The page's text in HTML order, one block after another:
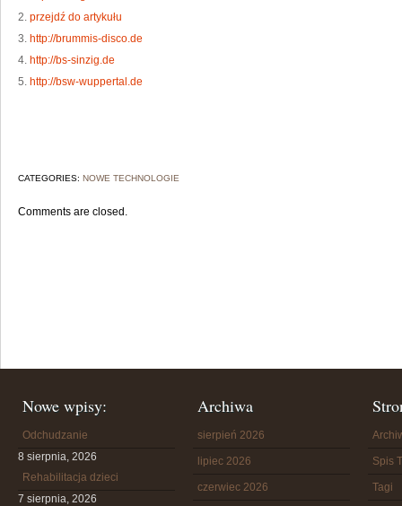
2. przejdź do artykułu
3. http://brummis-disco.de
4. http://bs-sinzig.de
5. http://bsw-wuppertal.de
CATEGORIES: NOWE TECHNOLOGIE
Comments are closed.
Nowe wpisy:
Odchudzanie
8 sierpnia, 2026
Rehabilitacja dzieci
7 sierpnia, 2026
Archiwa
sierpień 2026
lipiec 2026
czerwiec 2026
Spis
Tagi